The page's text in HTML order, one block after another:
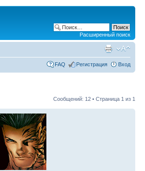
Расширенный поиск
FAQ Регистрация Вход
Сообщений: 12 • Страница 1 из 1